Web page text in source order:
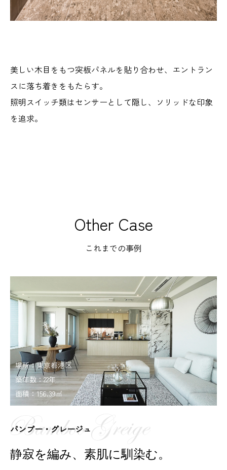
美しい木目をもつ突板パネルを貼り合わせ、エントラン
スに落ち着きをもたらす。
照明スイッチ類はセンサーとして隠し、ソリッドな印象
を追求。
Other Case
これまでの事例
バンブー・グレージュ
静寂を編み、素肌に馴染む。
場所：東京都港区
築年数：22年
面積：156.39㎡